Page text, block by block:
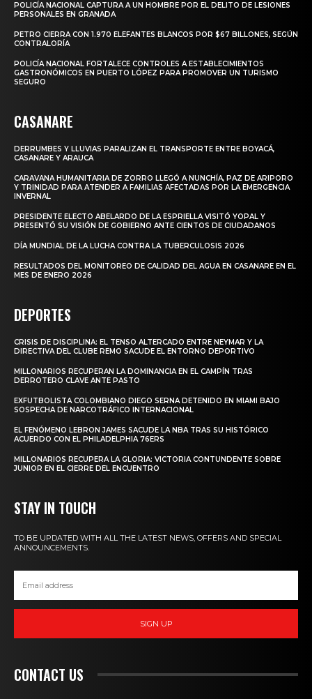
POLICÍA NACIONAL CAPTURA A UN HOMBRE POR EL DELITO DE LESIONES
PERSONALES EN GRANADA
PETRO CIERRA CON 1.970 ELEFANTES BLANCOS POR $67 BILLONES, SEGÚN
CONTRALORÍA
POLICÍA NACIONAL FORTALECE CONTROLES A ESTABLECIMIENTOS
GASTRONÓMICOS EN PUERTO LÓPEZ PARA PROMOVER UN TURISMO
SEGURO
CASANARE
DERRUMBES Y LLUVIAS PARALIZAN EL TRANSPORTE ENTRE BOYACÁ,
CASANARE Y ARAUCA
CARAVANA HUMANITARIA DE ZORRO LLEGÓ A NUNCHÍA, PAZ DE ARIPORO
Y TRINIDAD PARA ATENDER A FAMILIAS AFECTADAS POR LA EMERGENCIA
INVERNAL
PRESIDENTE ELECTO ABELARDO DE LA ESPRIELLA VISITÓ YOPAL Y
PRESENTÓ SU VISIÓN DE GOBIERNO ANTE CIENTOS DE CIUDADANOS
DÍA MUNDIAL DE LA LUCHA CONTRA LA TUBERCULOSIS 2026
RESULTADOS DEL MONITOREO DE CALIDAD DEL AGUA EN CASANARE EN EL
MES DE ENERO 2026
DEPORTES
CRISIS DE DISCIPLINA: EL TENSO ALTERCADO ENTRE NEYMAR Y LA
DIRECTIVA DEL CLUBE REMO SACUDE EL ENTORNO DEPORTIVO
MILLONARIOS RECUPERAN LA DOMINANCIA EN EL CAMPÍN TRAS
DERROTERO CLAVE ANTE PASTO
EXFUTBOLISTA COLOMBIANO DIEGO SERNA DETENIDO EN MIAMI BAJO
SOSPECHA DE NARCOTRÁFICO INTERNACIONAL
EL FENÓMENO LEBRON JAMES SACUDE LA NBA TRAS SU HISTÓRICO
ACUERDO CON EL PHILADELPHIA 76ERS
MILLONARIOS RECUPERA LA GLORIA: VICTORIA CONTUNDENTE SOBRE
JUNIOR EN EL CIERRE DEL ENCUENTRO
STAY IN TOUCH
TO BE UPDATED WITH ALL THE LATEST NEWS, OFFERS AND SPECIAL
ANNOUNCEMENTS.
SIGN UP
CONTACT US